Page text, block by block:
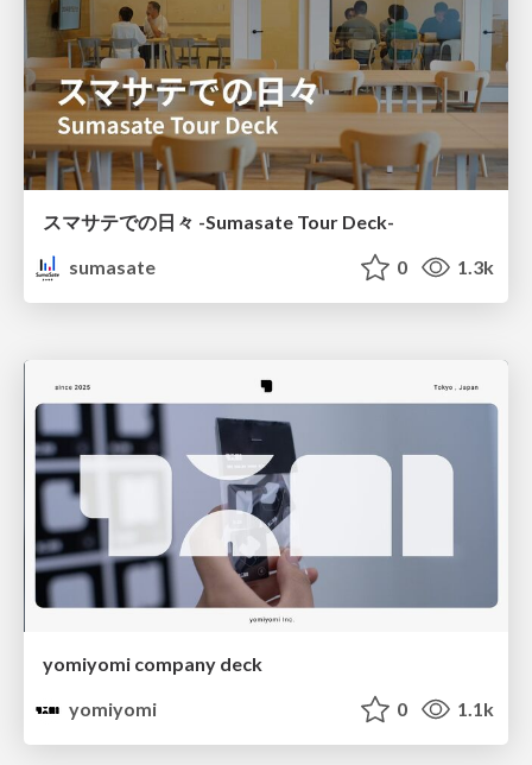
スマサテでの日々 -Sumasate Tour Deck-
sumasate
0 1.3k
yomiyomi company deck
yomiyomi
0 1.1k